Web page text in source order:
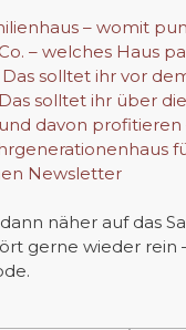
– womit
– welches Haus
solltet ihr vor
solltet ihr über
davon
Newsletter
näher auf das
gerne wieder rein